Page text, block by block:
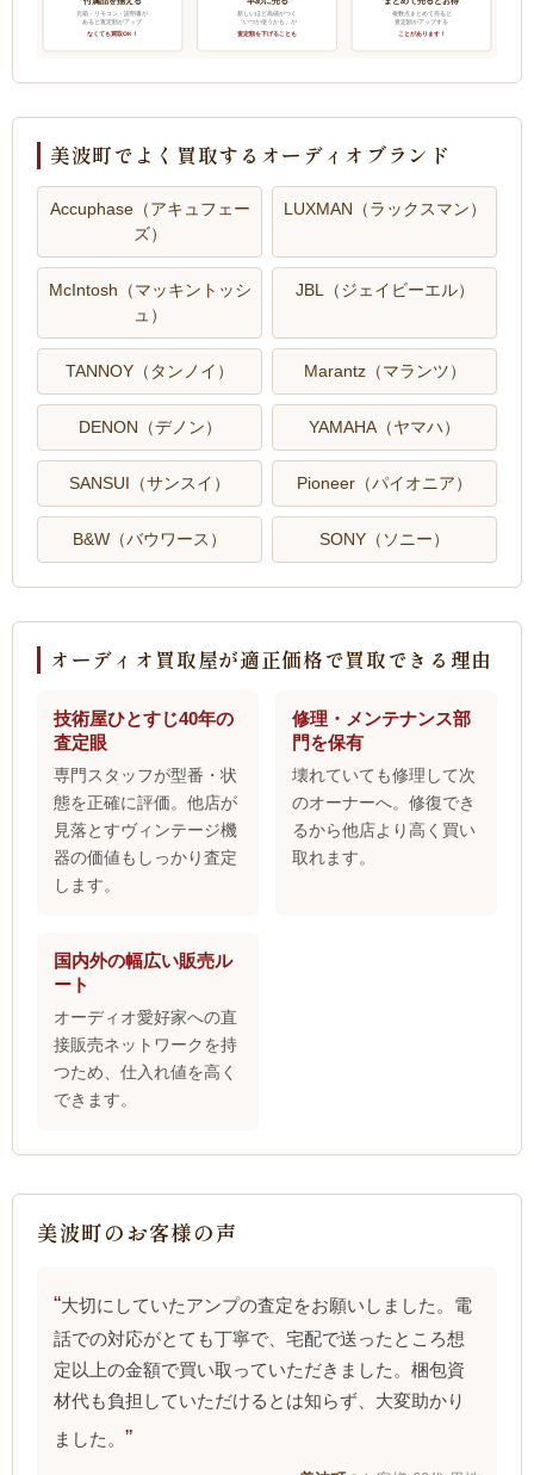
元箱・リモコン・説明書が
あると査定額がアップ
なくても買取OK！
新しいほど高値がつく
「いつか使うかも」が
査定額を下げることも
複数点まとめて売ると
査定額がアップする
ことがあります！
美波町でよく買取するオーディオブランド
Accuphase（アキュフェー
ズ）
LUXMAN（ラックスマン）
McIntosh（マッキントッシ
ュ）
JBL（ジェイビーエル）
TANNOY（タンノイ） Marantz（マランツ）
DENON（デノン） YAMAHA（ヤマハ）
SANSUI（サンスイ） Pioneer（パイオニア）
B&W（バウワース） SONY（ソニー）
オーディオ買取屋が適正価格で買取できる理由
技術屋ひとすじ40年の
査定眼
専門スタッフが型番・状
態を正確に評価。他店が
見落とすヴィンテージ機
器の価値もしっかり査定
します。
修理・メンテナンス部
門を保有
壊れていても修理して次
のオーナーへ。修復でき
るから他店より高く買い
取れます。
国内外の幅広い販売ル
ート
オーディオ愛好家への直
接販売ネットワークを持
つため、仕入れ値を高く
できます。
美波町のお客様の声
大切にしていたアンプの査定をお願いしました。電
話での対応がとても丁寧で、宅配で送ったところ想
定以上の金額で買い取っていただきました。梱包資
材代も負担していただけるとは知らず、大変助かり
ました。